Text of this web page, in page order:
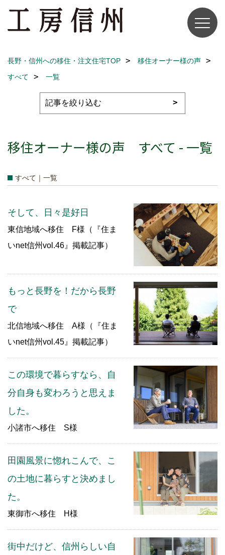
長野・信州への移住・注文住宅TOP
移住オーナー様の声
すべて
一覧
移住オーナー様の声 すべて - 一覧
すべて｜一覧
そして、日々是好日
東信地域へ移住 F様（『住ま
いnet信州vol.46』掲載記事）
もっと長野を！だから長野
で
北信地域へ移住 A様（『住ま
いnet信州vol.45』掲載記事）
この環境で暮らすなら、自
分自身も変わろうと思えま
した。
小諸市へ移住 S様
田園風景に惚れこんで、こ
の土地に暮らすと決めまし
た。
東御市へ移住 H様
街中だけど、信州らしい自